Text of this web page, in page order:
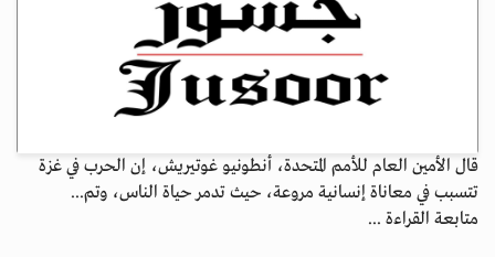
قال الأمين العام للأمم المتحدة، أنطونيو غوتيريش، إن الحرب في غزة
تتسبب في معاناة إنسانية مروعة، حيث تدمر حياة الناس، وتم...
متابعة القراءة ...